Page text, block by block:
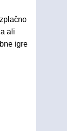
ali
igre